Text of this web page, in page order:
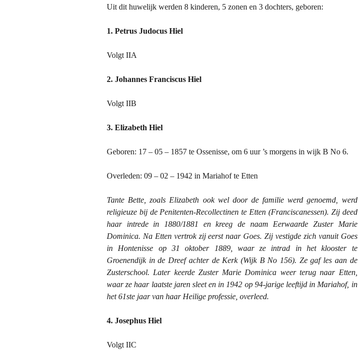
Uit dit huwelijk werden 8 kinderen, 5 zonen en 3 dochters, geboren:
1. Petrus Judocus Hiel
Volgt IIA
2. Johannes Franciscus Hiel
Volgt IIB
3. Elizabeth Hiel
Geboren: 17 – 05 – 1857 te Ossenisse, om 6 uur ’s morgens in wijk B No 6.
Overleden: 09 – 02 – 1942 in Mariahof te Etten
Tante Bette, zoals Elizabeth ook wel door de familie werd genoemd, werd
religieuze bij de Penitenten-Recollectinen te Etten (Franciscanessen). Zij deed
haar intrede in 1880/1881 en kreeg de naam Eerwaarde Zuster Marie
Dominica. Na Etten vertrok zij eerst naar Goes. Zij vestigde zich vanuit Goes
in Hontenisse op 31 oktober 1889, waar ze intrad in het klooster te
Groenendijk in de Dreef achter de Kerk (Wijk B No 156). Ze gaf les aan de
Zusterschool. Later keerde Zuster Marie Dominica weer terug naar Etten,
waar ze haar laatste jaren sleet en in 1942 op 94-jarige leeftijd in Mariahof, in
het 61ste jaar van haar Heilige professie, overleed.
4. Josephus Hiel
Volgt IIC